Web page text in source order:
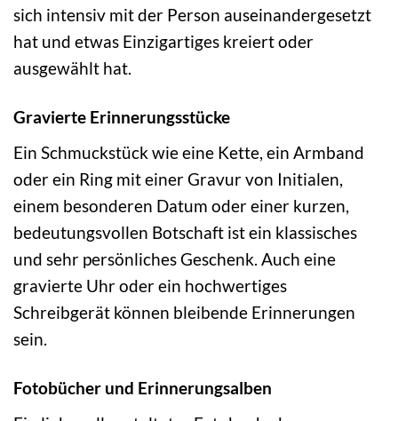
sich intensiv mit der Person auseinandergesetzt
hat und etwas Einzigartiges kreiert oder
ausgewählt hat.
Gravierte Erinnerungsstücke
Ein Schmuckstück wie eine Kette, ein Armband
oder ein Ring mit einer Gravur von Initialen,
einem besonderen Datum oder einer kurzen,
bedeutungsvollen Botschaft ist ein klassisches
und sehr persönliches Geschenk. Auch eine
gravierte Uhr oder ein hochwertiges
Schreibgerät können bleibende Erinnerungen
sein.
Fotobücher und Erinnerungsalben